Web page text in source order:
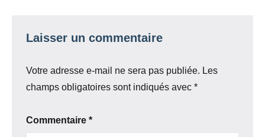
Laisser un commentaire
Votre adresse e-mail ne sera pas publiée. Les
champs obligatoires sont indiqués avec *
Commentaire *